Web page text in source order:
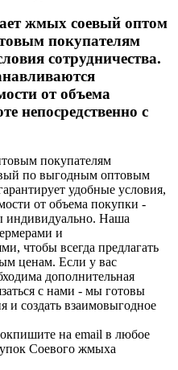
жмых соевый оптом
покупателям
сотрудничества.
от объема
непосредственно с
покупателям
по выгодным оптовым
удобные условия,
от объема покупки -
индивидуально. Наша
и
чтобы всегда предлагать
ценам. Если у вас
дополнительная
с нами - мы готовы
и создать взаимовыгодное
пишите на email в любое
Соевого жмыха